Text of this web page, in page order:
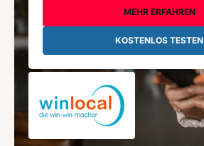
MEHR ERFAHREN
KOSTENLOS TESTEN